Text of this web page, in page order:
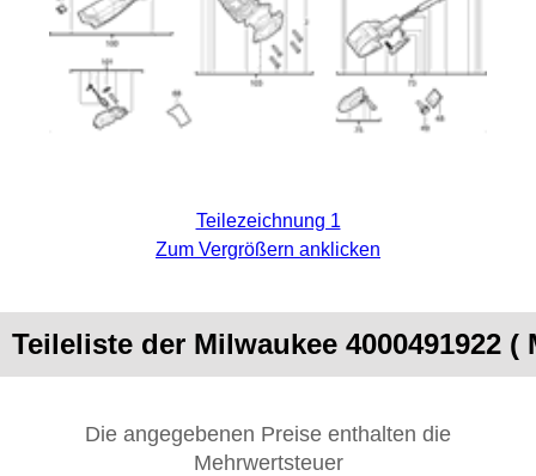
Teilezeichnung 1
Zum Vergrößern anklicken
Teileliste der Milwaukee 4000491922 (
Die angegebenen Preise enthalten die
Mehrwertsteuer